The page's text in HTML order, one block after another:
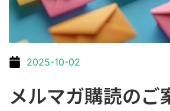
2025-10-02
メルマガ購読のご